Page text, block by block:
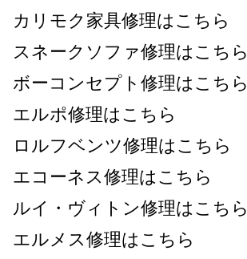
カリモク家具修理はこちら
スネークソファ修理はこちら
ボーコンセプト修理はこちら
エルポ修理はこちら
ロルフベンツ修理はこちら
エコーネス修理はこちら
ルイ・ヴィトン修理はこちら
エルメス修理はこちら